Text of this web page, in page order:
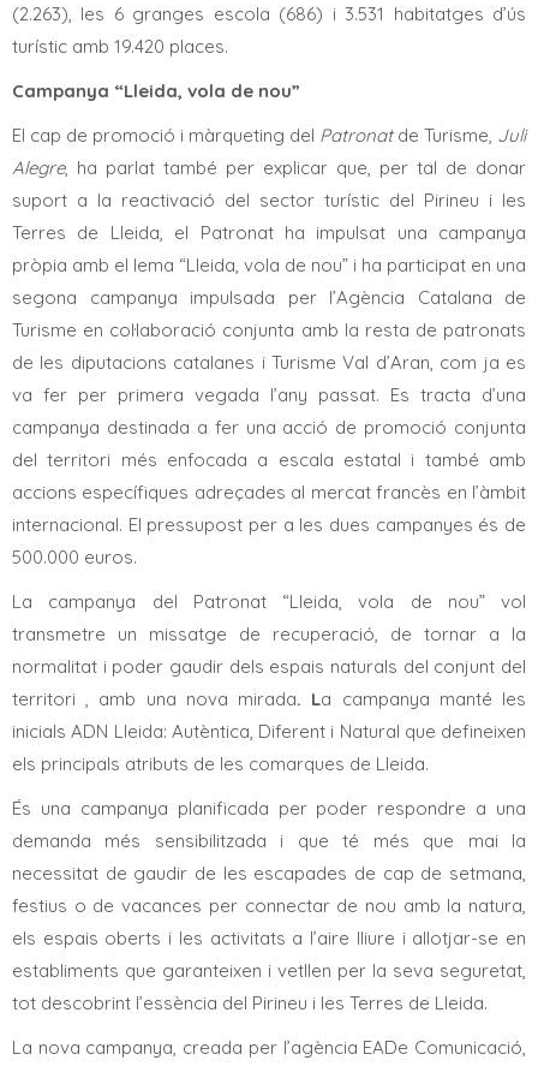
(2.263), les 6 granges escola (686) i 3.531 habitatges d’ús
turístic amb 19.420 places.
Campanya “Lleida, vola de nou”
El cap de promoció i màrqueting del Patronatde Turisme, Juli
Alegre, ha parlat també per explicar que, per tal de donar
suport a la reactivació del sector turístic del Pirineu i les
Terres de Lleida, el Patronat ha impulsat una campanya
pròpia amb el lema “Lleida, vola de nou” i ha participat en una
segona campanya impulsada per l’Agència Catalana de
Turisme en col·laboració conjunta amb la resta de patronats
de les diputacions catalanes i Turisme Val d’Aran, com ja es
va fer per primera vegada l’any passat. Es tracta d’una
campanya destinada a fer una acció de promoció conjunta
del territori més enfocada a escala estatal i també amb
accions específiques adreçades al mercat francès en l’àmbit
internacional. El pressupost per a les dues campanyes és de
500.000 euros.
La campanya del Patronat “Lleida, vola de nou” vol
transmetre un missatge de recuperació, de tornar a la
normalitat i poder gaudir dels espais naturals del conjunt del
territori , amb una nova mirada. La campanya manté les
inicials ADN Lleida: Autèntica, Diferent i Natural que defineixen
els principals atributs de les comarques de Lleida.
És una campanya planificada per poder respondre a una
demanda més sensibilitzada i que té més que mai la
necessitat de gaudir de les escapades de cap de setmana,
festius o de vacances per connectar de nou amb la natura,
els espais oberts i les activitats a l’aire lliure i allotjar-se en
establiments que garanteixen i vetllen per la seva seguretat,
tot descobrint l’essència del Pirineu i les Terres de Lleida.
La nova campanya, creada per l’agència EADe Comunicació,